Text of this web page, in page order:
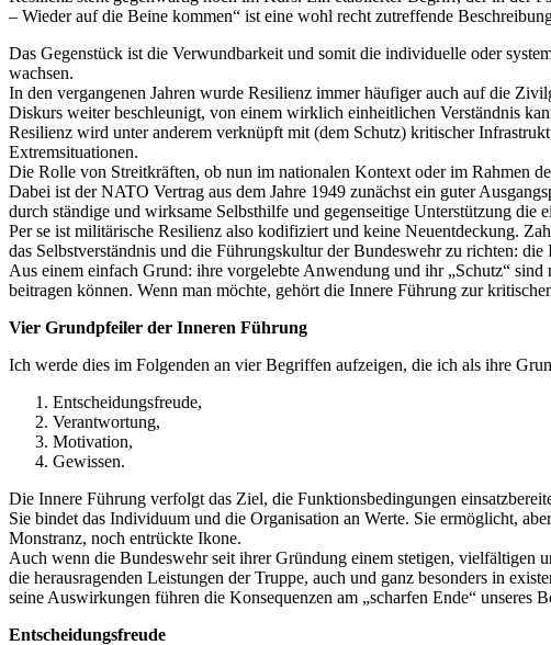
– Wieder auf die Beine kommen“ ist eine wohl recht zutreffende
Das Gegenstück ist die Verwundbarkeit und somit die individuelle oder
wachsen.
In den vergangenen Jahren wurde Resilienz immer häufiger auch auf die
Diskurs weiter beschleunigt, von einem wirklich einheitlichen Verständnis
Resilienz wird unter anderem verknüpft mit (dem Schutz) kritischer
Extremsituationen.
Die Rolle von Streitkräften, ob nun im nationalen Kontext oder im Rahmen
Dabei ist der NATO Vertrag aus dem Jahre 1949 zunächst ein guter
durch ständige und wirksame Selbsthilfe und gegenseitige Unterstützung
Per se ist militärische Resilienz also kodifiziert und keine Neuentdeckung.
das Selbstverständnis und die Führungskultur der Bundeswehr zu richten: die
Aus einem einfach Grund: ihre vorgelebte Anwendung und ihr „Schutz“ sind
beitragen können. Wenn man möchte, gehört die Innere Führung zur
Vier Grundpfeiler der Inneren Führung
Ich werde dies im Folgenden an vier Begriffen aufzeigen, die ich als ihre
Entscheidungsfreude,
Verantwortung,
Motivation,
Gewissen.
Die Innere Führung verfolgt das Ziel, die Funktionsbedingungen
Sie bindet das Individuum und die Organisation an Werte. Sie ermöglicht,
Monstranz, noch entrückte Ikone.
Auch wenn die Bundeswehr seit ihrer Gründung einem stetigen, vielfältigen
die herausragenden Leistungen der Truppe, auch und ganz besonders in
seine Auswirkungen führen die Konsequenzen am „scharfen Ende“ unseres
Entscheidungsfreude